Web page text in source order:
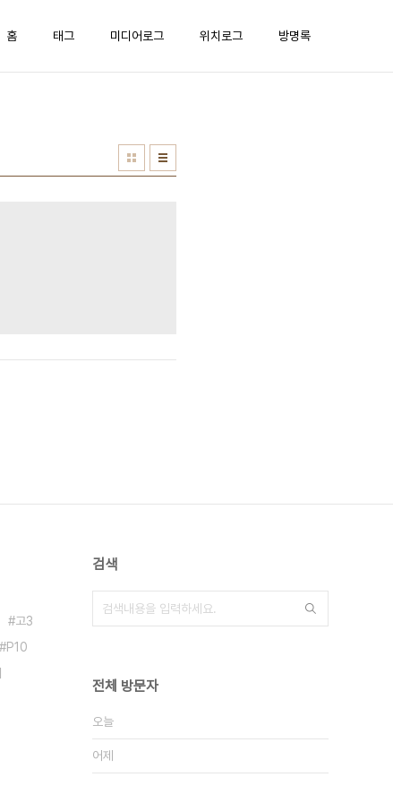
홈 태그 미디어로그 위치로그 방명록
고3
P10
검색
전체 방문자
오늘
어제